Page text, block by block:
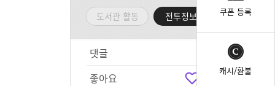
도서관 활동 전투정보실
댓글
좋아요
쿠폰 등록
캐시/환불